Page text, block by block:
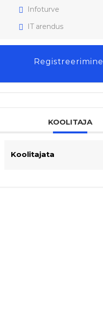
Infoturve
IT arendus
Registreerimine
KOOLITAJA
Koolitajata